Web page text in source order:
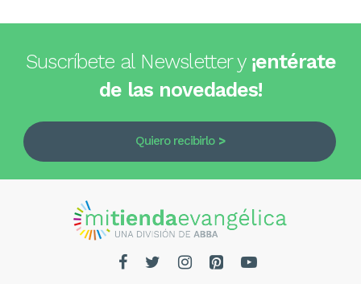
Suscríbete al Newsletter y ¡entérate
de las novedades!
Quiero recibirlo